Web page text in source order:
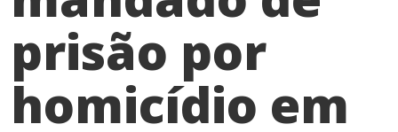
prisão por
homicídio em